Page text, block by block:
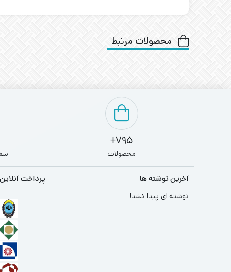
محصولات مرتبط
795+
محصولات
آخرین نوشته ها
نوشته ای پیدا نشد!
پرداخت آنلاین